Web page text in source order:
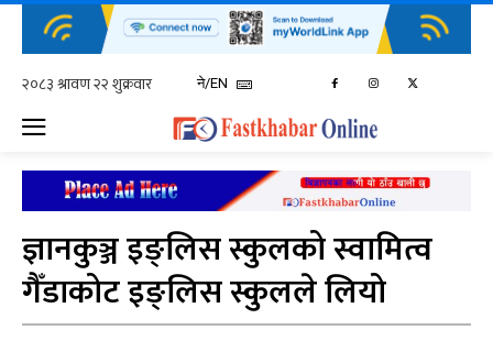
ने/EN
ज्ञानकुञ्ज इङ्लिस स्कुलको स्वामित्व
गैँडाकोट इङ्लिस स्कुलले लियो